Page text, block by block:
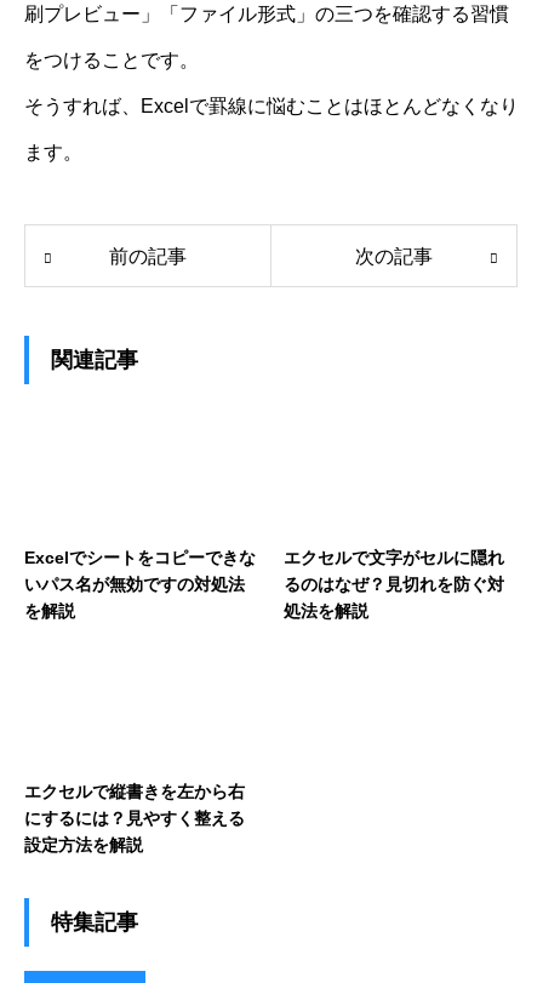
刷プレビュー」「ファイル形式」の三つを確認する習慣
をつけることです。
そうすれば、Excelで罫線に悩むことはほとんどなくなり
ます。
前の記事 次の記事
関連記事
Excelでシートをコピーできな
いパス名が無効ですの対処法
を解説
エクセルで文字がセルに隠れ
るのはなぜ？見切れを防ぐ対
処法を解説
エクセルで縦書きを左から右
にするには？見やすく整える
設定方法を解説
特集記事